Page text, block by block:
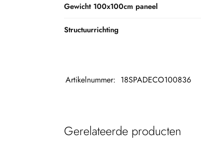
Gewicht 100x100cm paneel
Structuurrichting
Artikelnummer: 18SPADECO100836
Gerelateerde producten